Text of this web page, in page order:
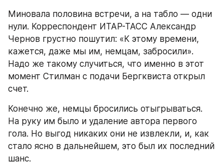
Миновала половина встречи, а на табло — одни
нули. Корреспондент ИТАР-ТАСС Александр
Чернов грустно пошутил: «К этому времени,
кажется, даже мы им, немцам, забросили».
Надо же такому случиться, что именно в этот
момент Стилман с подачи Бергквиста открыл
счет.
Конечно же, немцы бросились отыгрываться.
На руку им было и удаление автора первого
гола. Но выгод никаких они не извлекли, и, как
стало ясно в дальнейшем, это был их последний
шанс.